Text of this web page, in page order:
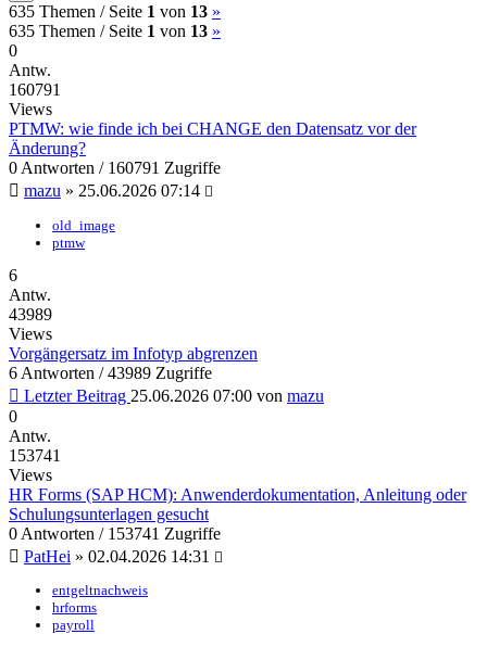
635 Themen / Seite 1 von 13 (current)
»
635 Themen / Seite 1 von 13 (current)
»
0
Antw.
160791
Views
PTMW: wie finde ich bei CHANGE den Datensatz vor der
Änderung?
0 Antworten / 160791 Zugriffe
mazu » 25.06.2026 07:14
old_image
ptmw
6
Antw.
43989
Views
Vorgängersatz im Infotyp abgrenzen
6 Antworten / 43989 Zugriffe
Letzter Beitrag 25.06.2026 07:00 von mazu
0
Antw.
153741
Views
HR Forms (SAP HCM): Anwenderdokumentation, Anleitung oder
Schulungsunterlagen gesucht
0 Antworten / 153741 Zugriffe
PatHei » 02.04.2026 14:31
entgeltnachweis
hrforms
payroll